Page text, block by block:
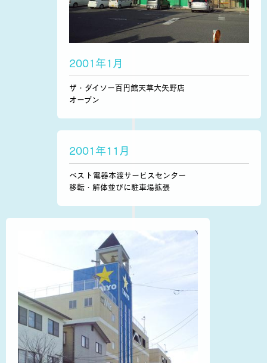
2001年1月
ザ・ダイソー百円館天草大矢野店
オープン
2001年11月
ベスト電器本渡サービスセンター
移転・解体並びに駐車場拡張